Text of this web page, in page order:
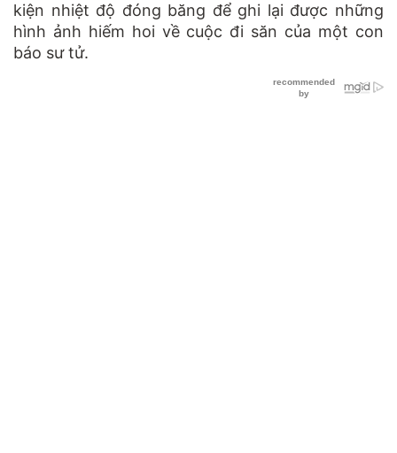
kiện nhiệt độ đóng băng để ghi lại được những
hình ảnh hiếm hoi về cuộc đi săn của một con
báo sư tử.